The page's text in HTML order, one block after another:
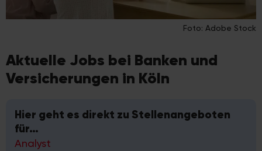
Foto: Adobe Stock
Aktuelle Jobs bei Banken und
Versicherungen in Köln
Hier geht es direkt zu Stellenangeboten
für…
Analyst